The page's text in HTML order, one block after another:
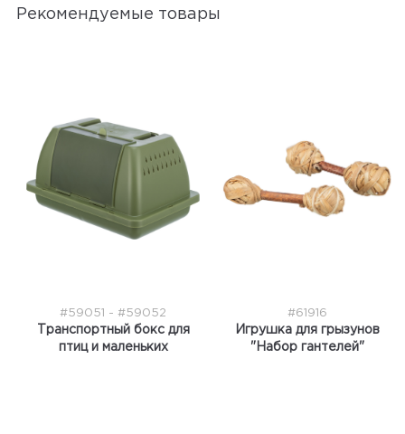
Рекомендуемые товары
#59051 - #59052
Транспортный бокс для
птиц и маленьких
#61916
Игрушка для грызунов
"Набор гантелей"